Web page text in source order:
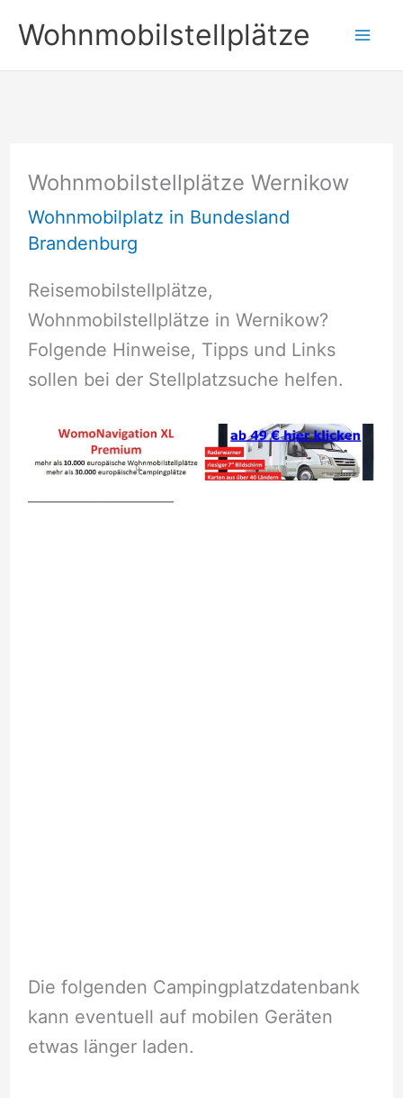
Inhalt
springen
Wohnmobilstellplätze
Wohnmobilstellplätze Wernikow
Wohnmobilplatz in Bundesland
Brandenburg
Reisemobilstellplätze,
Wohnmobilstellplätze in Wernikow?
Folgende Hinweise, Tipps und Links
sollen bei der Stellplatzsuche helfen.
Die folgenden Campingplatzdatenbank
kann eventuell auf mobilen Geräten
etwas länger laden.